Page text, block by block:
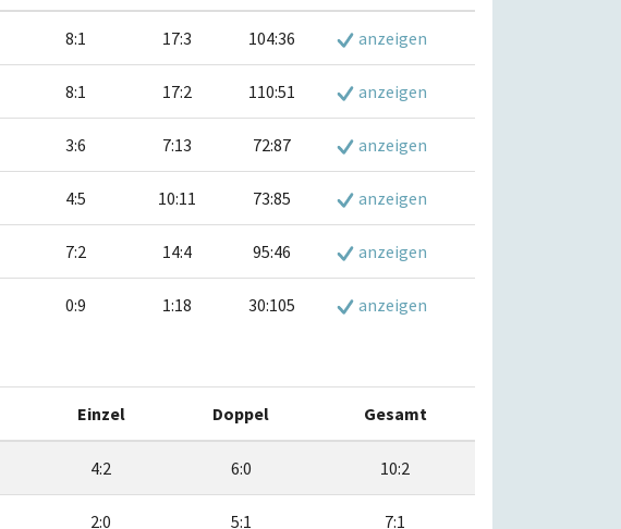
8:1 17:3 104:36 anzeigen
8:1 17:2 110:51 anzeigen
3:6 7:13 72:87 anzeigen
4:5 10:11 73:85 anzeigen
7:2 14:4 95:46 anzeigen
0:9 1:18 30:105 anzeigen
Einzel Doppel Gesamt
4:2 6:0 10:2
2:0 5:1 7:1